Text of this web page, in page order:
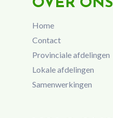
OVER ONS
Home
Contact
Provinciale afdelingen
Lokale afdelingen
Samenwerkingen